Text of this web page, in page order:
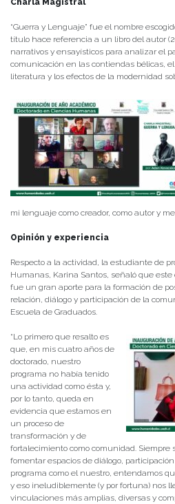
Charla Magistral
“Guerra y Lenguaje” fue el nombre
título hace referencia a un libro del autor
narrativos y ensayísticos para analizar el
comunicación en las contiendas bélicas,
literatura y los efectos de la modernidad
mi lenguaje como creador, como autor y
Opinión y experiencia
Respecto a la actividad, la estudiante de
Humanas, Karina Santos, señaló que este
fue un gran aporte para la formación de
relación, diálogo y participación de la
Escuela de Graduados.
“Lo primero que resalto es
que, en mis cuatro años de
doctorado, nuestro
programa no había tenido
una actividad como ésta y,
por lo tanto, queda en
evidencia que estamos en
un proceso de
transformación y de
fortalecimiento como comunidad.
fomentar espacios de diálogo,
programa como el nuestro, entendamos
y eso ineludiblemente (y por fortuna) nos
vinculaciones más amplias, diversas y